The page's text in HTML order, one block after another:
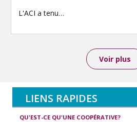
L'ACI a tenu…
Voir plus
LIENS RAPIDES
QU'EST-CE QU'UNE COOPÉRATIVE?